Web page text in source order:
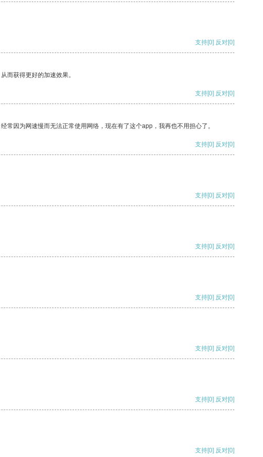
支持[0] 反对[0]
而获得更好的加速效果。
支持[0] 反对[0]
因为网速慢而无法正常使用网络，现在有了这个app，我再也不用担心了。
支持[0] 反对[0]
支持[0] 反对[0]
支持[0] 反对[0]
支持[0] 反对[0]
支持[0] 反对[0]
支持[0] 反对[0]
支持[0] 反对[0]